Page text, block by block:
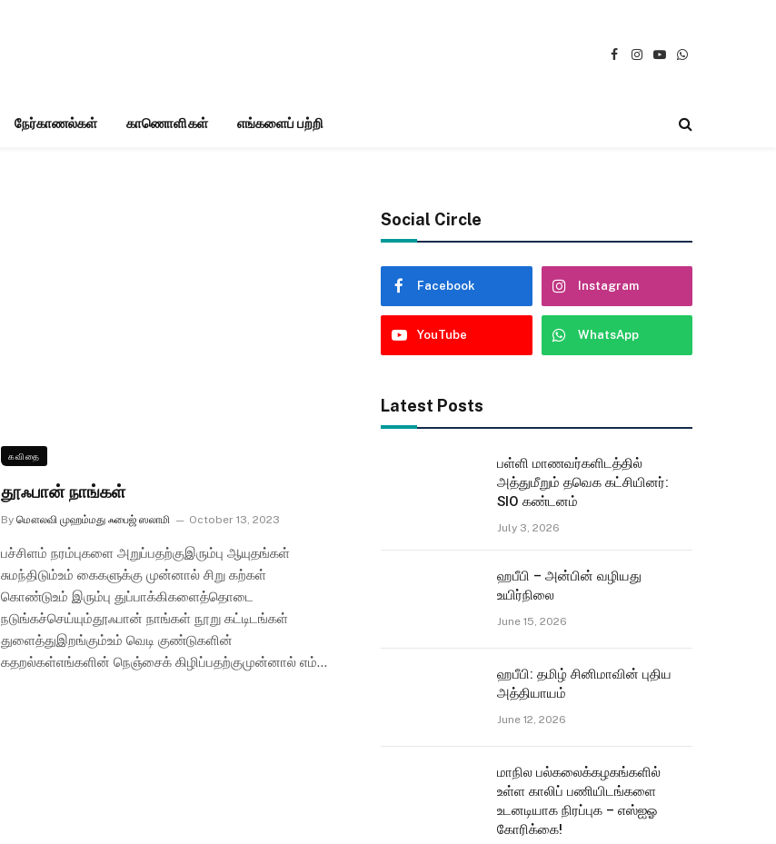
Facebook
Instagram
YouTubeWhatsApp
நேர்காணல்கள் காணொளிகள் எங்களைப் பற்றி
கவிதை
தூஃபான் நாங்கள்
By மௌலவி முஹம்மது ஃபைஜ் ஸலாமி October 13, 2023
பச்சிளம் நரம்புகளை அறுப்பதற்குஇரும்பு ஆயுதங்கள்
சுமந்திடும்உம் கைகளுக்கு முன்னால் சிறு கற்கள்
கொண்டுஉம் இரும்பு துப்பாக்கிகளைத்தொடை
நடுங்கச்செய்யும்தூஃபான் நாங்கள் நூறு கட்டிடங்கள்
துளைத்துஇறங்கும்உம் வெடி குண்டுகளின்
கதறல்கள்எங்களின் நெஞ்சைக் கிழிப்பதற்குமுன்னால் எம்…
Social Circle
Facebook Instagram
YouTube WhatsApp
Latest Posts
பள்ளி மாணவர்களிடத்தில்
அத்துமீறும் தவெக கட்சியினர்:
SIO கண்டனம்
July 3, 2026
ஹபீபி – அன்பின் வழியது
உயிர்நிலை
June 15, 2026
ஹபீபி: தமிழ் சினிமாவின் புதிய
அத்தியாயம்
June 12, 2026
மாநில பல்கலைக்கழகங்களில்
உள்ள காலிப் பணியிடங்களை
உடனடியாக நிரப்புக – எஸ்ஐஓ
கோரிக்கை!